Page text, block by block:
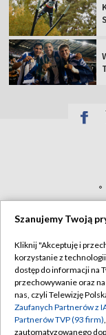
©2026
Szanujemy Twoją
Kliknij "Akceptuję i
korzystanie z
dostęp do informacji na
przechowywanie oraz
nas, czyli Telewizję
Zaufanych Partnerów z
Partnerów TVP (93 firm)
zautomatyzowanego